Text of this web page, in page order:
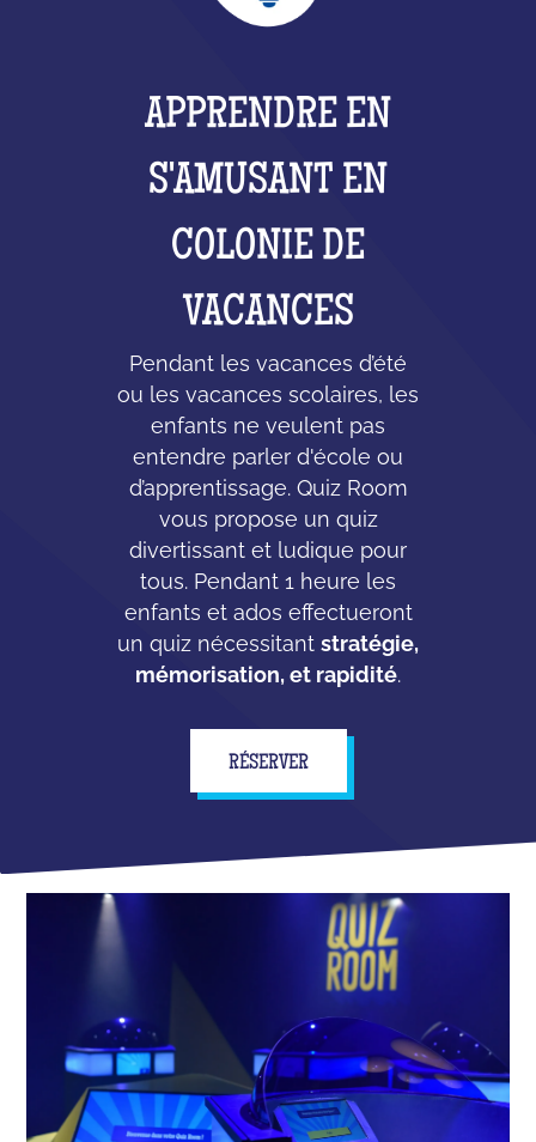
APPRENDRE EN
S'AMUSANT EN
COLONIE DE
VACANCES
Pendant les vacances d’été
ou les vacances scolaires, les
enfants ne veulent pas
entendre parler d'école ou
d’apprentissage. Quiz Room
vous propose un quiz
divertissant et ludique pour
tous. Pendant 1 heure les
enfants et ados effectueront
un quiz nécessitant stratégie,
mémorisation, et rapidité.
RÉSERVER